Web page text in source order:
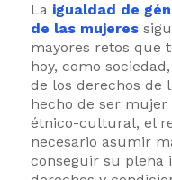
La igualdad de
de las mujeres
mayores retos que
hoy, como
de los derechos de
hecho de ser
étnico-cultural, el
necesario asumir
conseguir su plena